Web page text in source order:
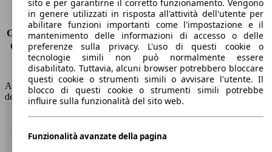
Emissioni di CO2*
-
Consumo (urbano)
-
Consumo (extra-urbano) -
Consumo (combinato)*
-
Classe di emissione
Euro 6
Capacità del serbatoio
47 l
AutoScout24 non si assume alcuna responsabilità per la correttezza
dei dati.
Torna su
sito e per garantirne il corretto funzionamento. Vengono
in genere utilizzati in risposta all'attività dell'utente per
abilitare funzioni importanti come l'impostazione e il
mantenimento delle informazioni di accesso o delle
preferenze sulla privacy. L'uso di questi cookie o
tecnologie simili non può normalmente essere
disabilitato. Tuttavia, alcuni browser potrebbero bloccare
questi cookie o strumenti simili o avvisare l'utente. Il
blocco di questi cookie o strumenti simili potrebbe
influire sulla funzionalità del sito web.
Funzionalità avanzate della pagina